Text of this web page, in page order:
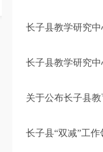
长子县教学研究
长子县教学研究
关于公布长子县
长子县“双减”工